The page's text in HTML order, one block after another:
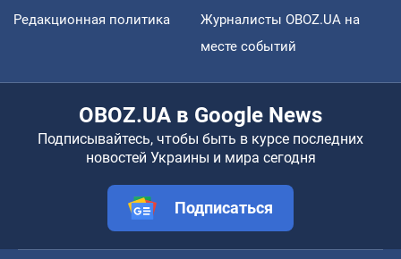
Редакционная политика
Журналисты OBOZ.UA на
месте событий
OBOZ.UA в Google News
Подписывайтесь, чтобы быть в курсе последних
новостей Украины и мира сегодня
Подписаться